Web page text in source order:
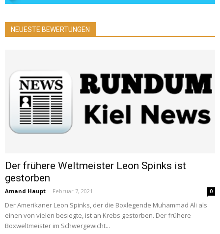
NEUESTE BEWERTUNGEN
Der frühere Weltmeister Leon Spinks ist
gestorben
Amand Haupt - Februar 7, 2021 0
Der Amerikaner Leon Spinks, der die Boxlegende Muhammad Ali als
einen von vielen besiegte, ist an Krebs gestorben. Der frühere
Boxweltmeister im Schwergewicht...